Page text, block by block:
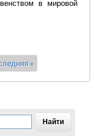
в мировой
классика и народная
»